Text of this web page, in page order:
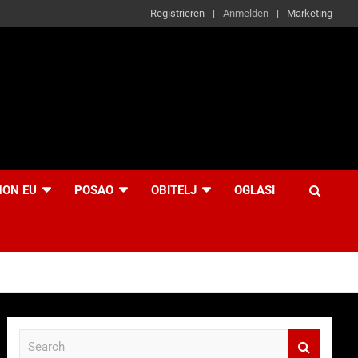
Registrieren Anmelden Marketing
EU POSAO OBITELJ OGLASI